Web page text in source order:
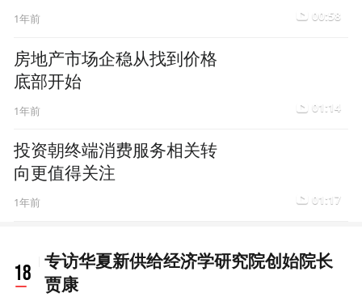
1年前 00:58
房地产市场企稳从找到价格
底部开始
1年前 01:14
投资朝终端消费服务相关转
向更值得关注
1年前 01:17
18
专访华夏新供给经济学研究院创始院长
贾康